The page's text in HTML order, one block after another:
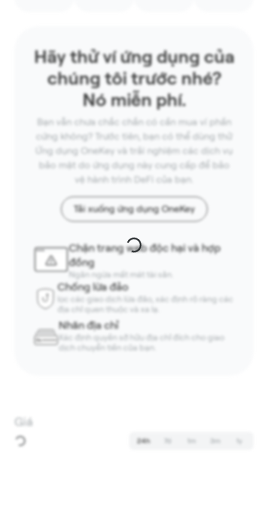
Hãy thử ví ứng dụng của
chúng tôi trước nhé?
Nó miễn phí.
Bạn vẫn chưa chắc chắn có cần mua ví phần
cứng không? Trước tiên, bạn có thể dùng thử
Ứng dụng OneKey và trải nghiệm các dịch vụ
bảo mật do ứng dụng này cung cấp để bảo
vệ hành trình DeFi của bạn.
Tải xuống ứng dụng OneKey
Chặn trang web độc hại và hợp
đồng
Ngăn ngừa mất mát tài sản.
Chống lừa đảo
lọc các giao dịch lừa đảo, xác định rõ ràng các
địa chỉ quen thuộc và xa lạ.
Nhãn địa chỉ
Xác định quyền sở hữu địa chỉ đích cho giao
dịch chuyển tiền của bạn.
Giá
24h